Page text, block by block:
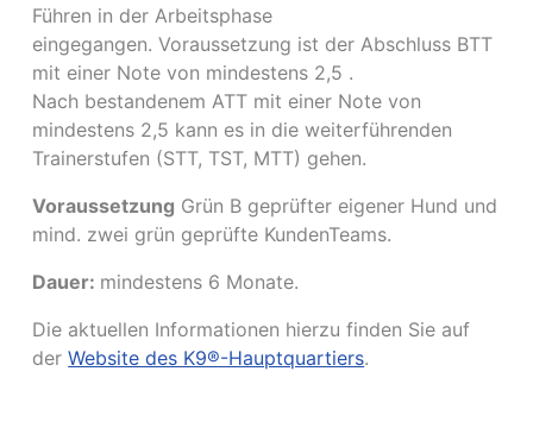
Führen in der Arbeitsphase
eingegangen. Voraussetzung ist der Abschluss BTT
mit einer Note von mindestens 2,5 .
Nach bestandenem ATT mit einer Note von
mindestens 2,5 kann es in die weiterführenden
Trainerstufen (STT, TST, MTT) gehen.
Voraussetzung Grün B geprüfter eigener Hund und
mind. zwei grün geprüfte KundenTeams.
Dauer: mindestens 6 Monate.
Die aktuellen Informationen hierzu finden Sie auf
derWebsite des K9®-Hauptquartiers.